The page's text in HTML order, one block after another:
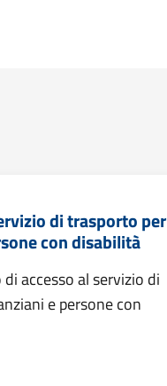
di trasporto per
con disabilità
accesso al servizio di
e persone con